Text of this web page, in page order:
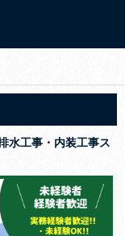
水工事・内装工事ス